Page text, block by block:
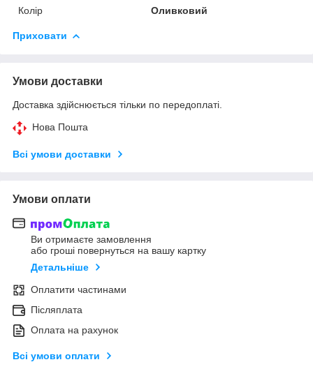
Колір
Оливковий
Приховати
Умови доставки
Доставка здійснюється тільки по передоплаті.
Нова Пошта
Всі умови доставки
Умови оплати
Ви отримаєте замовлення
або гроші повернуться на вашу картку
Детальніше
Оплатити частинами
Післяплата
Оплата на рахунок
Всі умови оплати